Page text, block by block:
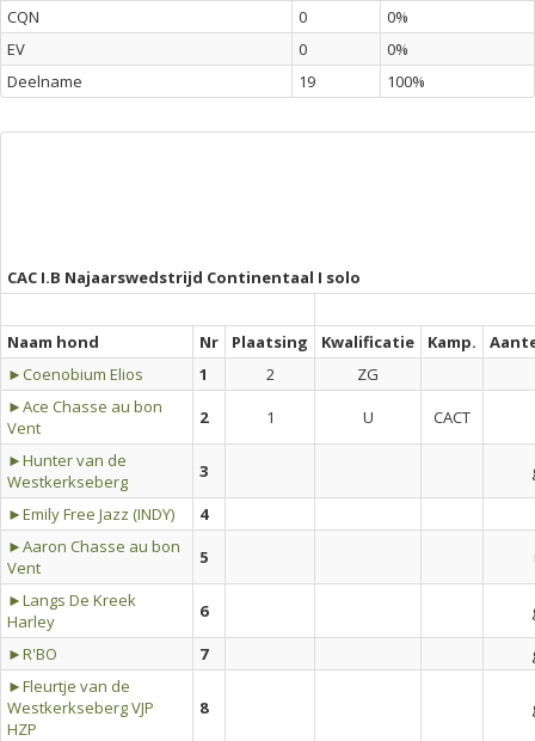
CQN
0
0%
EV
0
0%
Deelname
19 100%
CAC I.B Najaarswedstrijd Continentaal I solo
Naam hond Nr Plaatsing Kwalificatie Kamp.
►Coenobium Elios
1 2
ZG
►Ace Chasse au bon
Vent
2 1 U
CACT
►Hunter van de
Westkerkseberg
3
►Emily Free Jazz (INDY)
4
►Aaron Chasse au bon
Vent
5
►Langs De Kreek
Harley
6
►R'BO
7
►Fleurtje van de
Westkerkseberg VJP
HZP
8